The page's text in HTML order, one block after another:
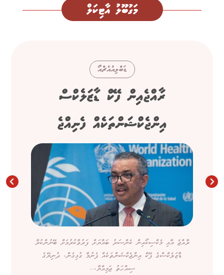
މަގުބޫލު އާޓިކަލް
ޑަބްލިއުއެޗްއޯ
ރާއްޖެއިން ފޭކް ޑާޒަލެކްސް
އިންޖެކްޝަންތަކެއް ފެނިއްޖެ
ރާއްޖެ އާއި މެކްސިކޯއިން ކެންސަރު ބައްޔަށް ފަރުވާކުރުމަށް ބޭނުންކުރާ
ޑާޒަލެކްސްގެ ފޭކް އިންޖެކްޝަންތަކެއް ފެނުމާ ގުޅިގެން، ދުނިޔޭގެ
ސިއްހަތު ޖަމިއްޔާ،...